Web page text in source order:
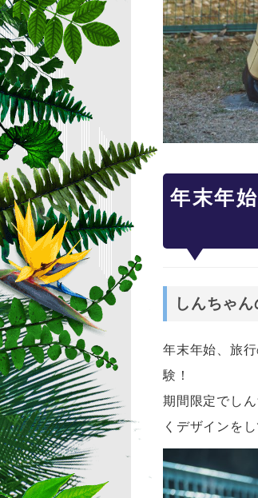
年末年
しんちゃ
年末年始、旅
験！
期間限定でし
くデザインを